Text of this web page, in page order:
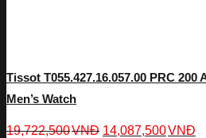
Tissot T055.427.16.057.00 PRC
Men’s Watch
19,722,500VNĐ 14,087,500VNĐ